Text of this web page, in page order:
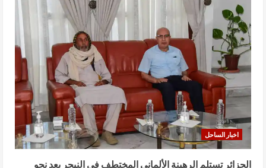
اخبار الساحل
الجزائر تستلم الرهينة الألماني المختطف في النيجر بعد نحو